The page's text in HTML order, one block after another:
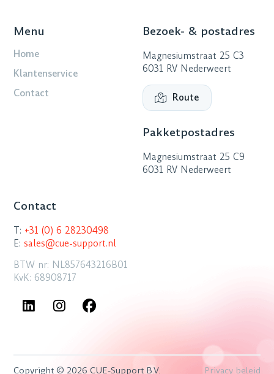
Menu
Home
Klantenservice
Contact
Bezoek- & postadres
Magnesiumstraat 25 C3
6031 RV Nederweert
Route
Pakketpostadres
Magnesiumstraat 25 C9
6031 RV Nederweert
Contact
T: +31 (0) 6 28230498
E:sales@cue-support.nl
BTW nr: NL857643216B01
KvK: 68908717
Copyright © 2026 CUE-Support B.V. Privacy beleid